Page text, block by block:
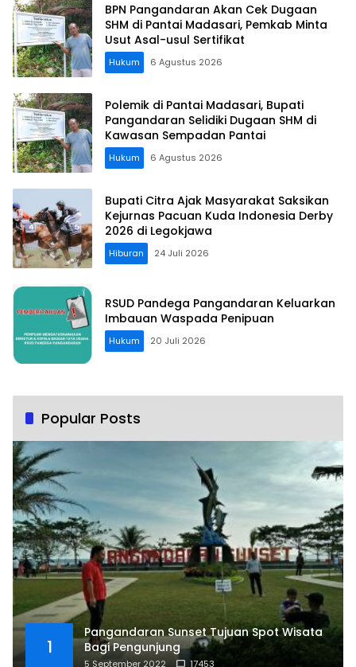
BPN Pangandaran Akan Cek Dugaan
SHM di Pantai Madasari, Pemkab Minta
Usut Asal-usul Sertifikat
Hukum 6 Agustus 2026
Polemik di Pantai Madasari, Bupati
Pangandaran Selidiki Dugaan SHM di
Kawasan Sempadan Pantai
Hukum 6 Agustus 2026
Bupati Citra Ajak Masyarakat Saksikan
Kejurnas Pacuan Kuda Indonesia Derby
2026 di Legokjawa
Hiburan 24 Juli 2026
RSUD Pandega Pangandaran Keluarkan
Imbauan Waspada Penipuan
Hukum 20 Juli 2026
Popular Posts
1
Pangandaran Sunset Tujuan Spot Wisata
Bagi Pengunjung
5 September 2022 17453